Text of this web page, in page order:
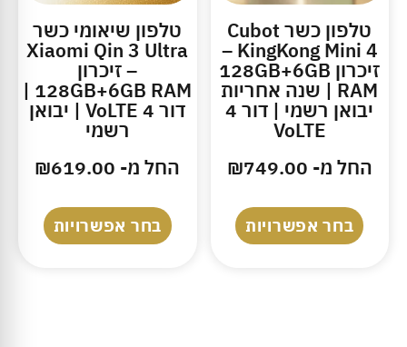
טלפון כשר Cubot
KingKong Mini 4 –
זיכרון 128GB+6GB
RAM | שנה אחריות
יבואן רשמי | דור 4
VoLTE
החל מ-
₪749.00
בחר אפשרויות
טלפון שיאומי כשר
Xiaomi Qin 3 Ultra
– זיכרון
128GB+6GB RAM |
דור 4 VoLTE | יבואן
רשמי
החל מ-
₪619.00
בחר אפשרויות